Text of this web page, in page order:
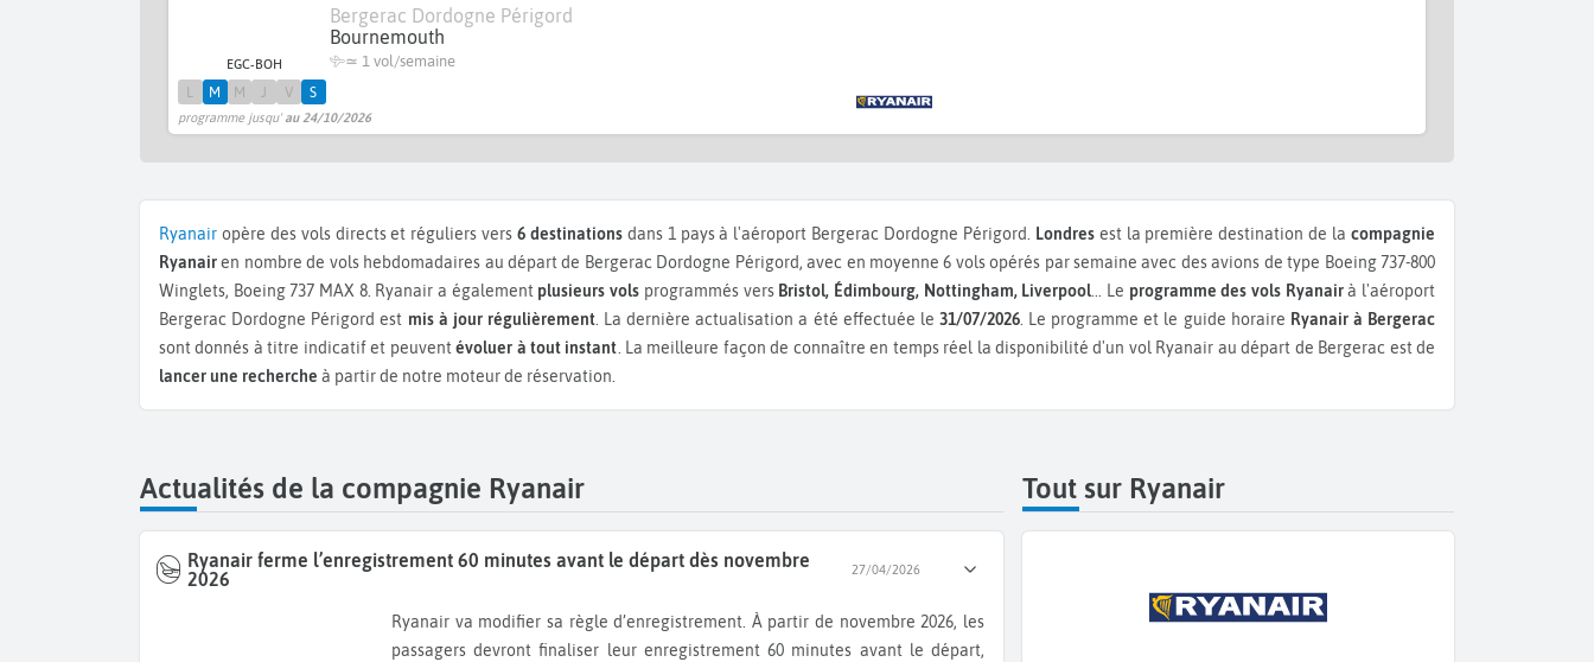
EGC-BOH
Bergerac Dordogne Périgord
Bournemouth
≃ 1 vol/semaine
programme jusqu'au 24/10/2026
L M M J V S
Ryanair opère des vols directs et réguliers vers6 destinationsdans 1 pays à l'aéroport Bergerac Dordogne Périgord. Londresest la première destination de lacompagnie
Ryanairen nombre de vols hebdomadaires au départ de Bergerac Dordogne Périgord, avec en moyenne 6 vols opérés par semaine avec des avions de type Boeing 737-800
Winglets, Boeing 737 MAX 8. Ryanair a également plusieurs vols programmés vers Bristol, Édimbourg, Nottingham, Liverpool Le programme des vols Ryanairà l'aéroport
Bergerac Dordogne Périgord est mis à jour régulièrement. La dernière actualisation a été effectuée le 31/07/2026. Le programme et le guide horaire Ryanair à Bergerac
sont donnés à titre indicatif et peuventévoluer à tout instant . La meilleure façon de connaître en temps réel la disponibilité d'un vol Ryanair au départ de Bergerac est de
lancer une recherche à partir de notre moteur de réservation.
Actualités de la compagnie Ryanair
Ryanair ferme l’enregistrement 60 minutes avant le départ dès novembre
2026
27/04/2026
Ryanair va modifier sa règle d’enregistrement. À partir de novembre 2026, les
passagers devront finaliser leur enregistrement 60 minutes avant le départ,
Tout sur Ryanair